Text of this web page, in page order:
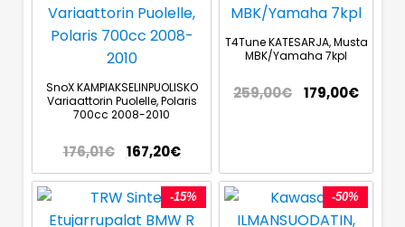
SnoX KAMPIAKSELINPUOLISKO
Variaattorin Puolelle, Polaris
700cc 2008-2010
176,01€ 167,20€
T4Tune KATESARJA, Musta
MBK/Yamaha 7kpl
259,00€ 179,00€
-15% -50%